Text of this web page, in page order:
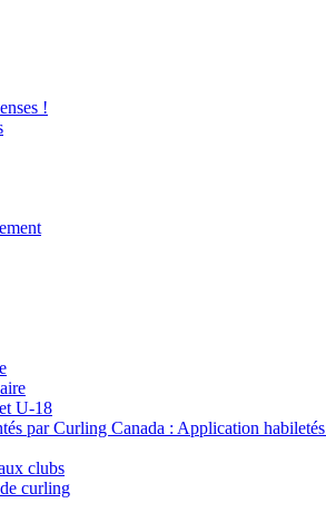
!
U-18
par Curling Canada : Application
clubs
curling